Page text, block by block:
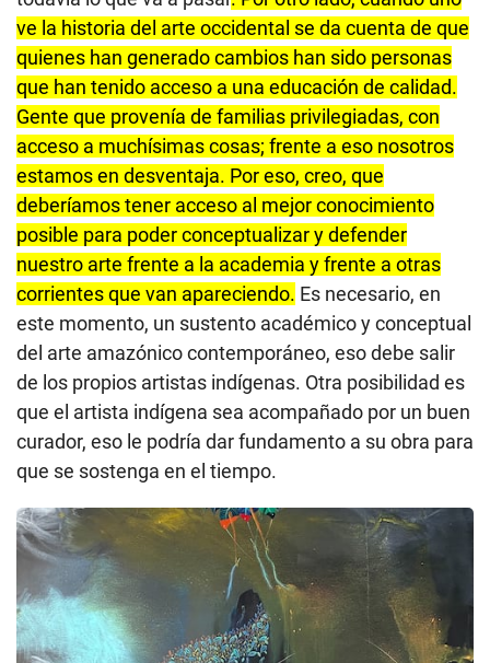
ve la historia del arte occidental se da cuenta de que
quienes han generado cambios han sido personas
que han tenido acceso a una educación de calidad.
Gente que provenía de familias privilegiadas, con
acceso a muchísimas cosas; frente a eso nosotros
estamos en desventaja. Por eso, creo, que
deberíamos tener acceso al mejor conocimiento
posible para poder conceptualizar y defender
nuestro arte frente a la academia y frente a otras
corrientes que van apareciendo. Es necesario, en
este momento, un sustento académico y conceptual
del arte amazónico contemporáneo, eso debe salir
de los propios artistas indígenas. Otra posibilidad es
que el artista indígena sea acompañado por un buen
curador, eso le podría dar fundamento a su obra para
que se sostenga en el tiempo.